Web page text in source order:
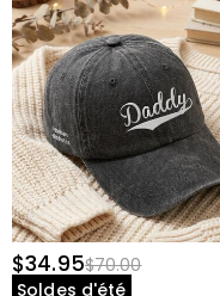
$34.95$70.00
Soldes d'été